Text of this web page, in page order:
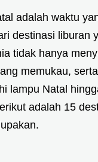
adalah waktu
destinasi liburan
tidak hanya
memukau,
lampu Natal
adalah 15